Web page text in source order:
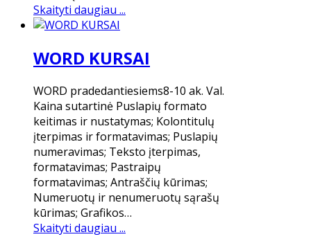
Skaityti daugiau ...
WORD KURSAI
WORD pradedantiesiems8-10 ak. Val.
Kaina sutartinė Puslapių formato
keitimas ir nustatymas; Kolontitulų
įterpimas ir formatavimas; Puslapių
numeravimas; Teksto įterpimas,
formatavimas; Pastraipų
formatavimas; Antraščių kūrimas;
Numeruotų ir nenumeruotų sąrašų
kūrimas; Grafikos…
Skaityti daugiau ...